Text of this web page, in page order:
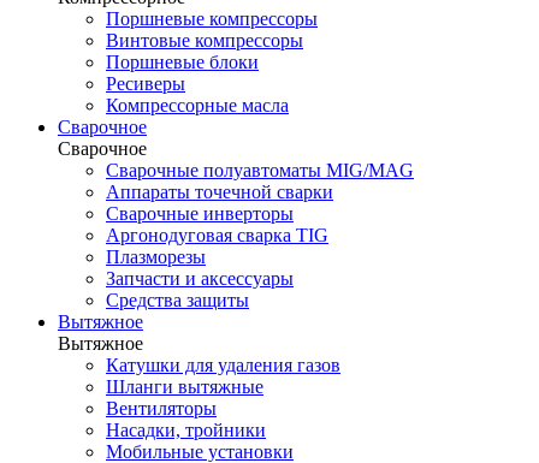
Поршневые компрессоры
Винтовые компрессоры
Поршневые блоки
Ресиверы
Компрессорные масла
Сварочное
Сварочное
Сварочные полуавтоматы MIG/MAG
Аппараты точечной сварки
Сварочные инверторы
Аргонодуговая сварка TIG
Плазморезы
Запчасти и аксессуары
Средства защиты
Вытяжное
Вытяжное
Катушки для удаления газов
Шланги вытяжные
Вентиляторы
Насадки, тройники
Мобильные установки